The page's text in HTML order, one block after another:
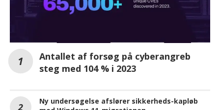
Antallet af forsøg på cyberangreb
steg med 104 % i 2023
Ny undersøgelse afslører sikkerheds-kapløb